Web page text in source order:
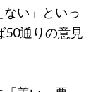
い」といっ
50通りの意見